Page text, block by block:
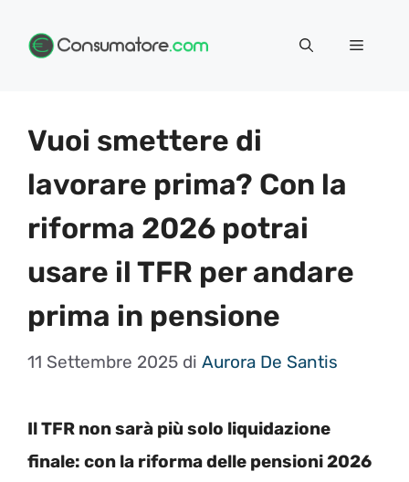
Menu
Vuoi smettere di
lavorare prima? Con la
riforma 2026 potrai
usare il TFR per andare
prima in pensione
11 Settembre 2025 di Aurora De Santis
Il TFR non sarà più solo liquidazione
finale: con la riforma delle pensioni 2026